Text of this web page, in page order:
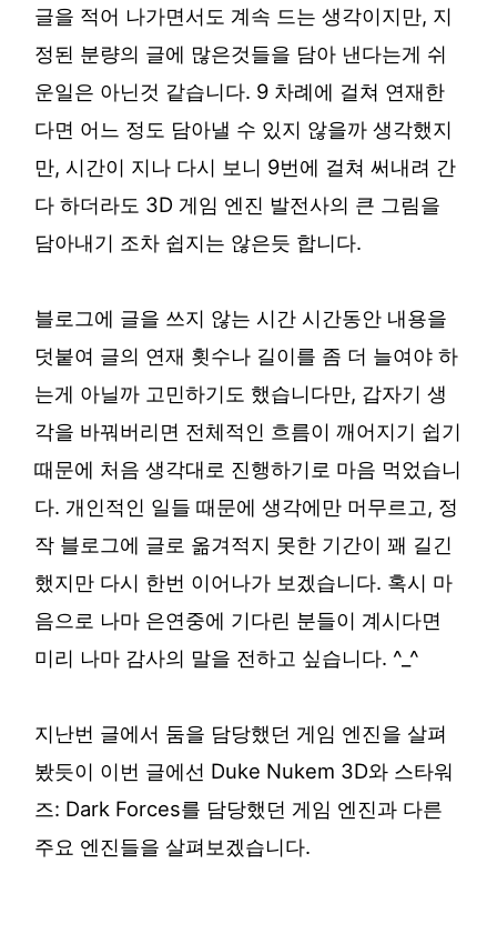
글을 적어 나가면서도 계속 드는 생각이지만, 지
정된 분량의 글에 많은것들을 담아 낸다는게 쉬
운일은 아닌것 같습니다. 9 차례에 걸쳐 연재한
다면 어느 정도 담아낼 수 있지 않을까 생각했지
만, 시간이 지나 다시 보니 9번에 걸쳐 써내려 간
다 하더라도 3D 게임 엔진 발전사의 큰 그림을
담아내기 조차 쉽지는 않은듯 합니다.
블로그에 글을 쓰지 않는 시간 시간동안 내용을
덧붙여 글의 연재 횟수나 길이를 좀 더 늘여야 하
는게 아닐까 고민하기도 했습니다만, 갑자기 생
각을 바꿔버리면 전체적인 흐름이 깨어지기 쉽기
때문에 처음 생각대로 진행하기로 마음 먹었습니
다. 개인적인 일들 때문에 생각에만 머무르고, 정
작 블로그에 글로 옮겨적지 못한 기간이 꽤 길긴
했지만 다시 한번 이어나가 보겠습니다. 혹시 마
음으로 나마 은연중에 기다린 분들이 계시다면
미리 나마 감사의 말을 전하고 싶습니다. ^_^
지난번 글에서 둠을 담당했던 게임 엔진을 살펴
봤듯이 이번 글에선 Duke Nukem 3D와 스타워
즈: Dark Forces를 담당했던 게임 엔진과 다른
주요 엔진들을 살펴보겠습니다.